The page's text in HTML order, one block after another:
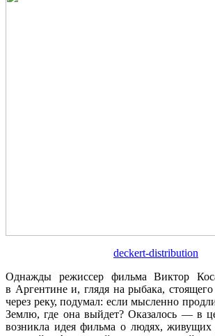
deckert-distribution
Однажды режиссер фильма Виктор
в Аргентине и, глядя на рыбака,
через реку, подумал: если мысленно
Землю, где она выйдет? Оказалось — в
возникла идея фильма о людях, живущих